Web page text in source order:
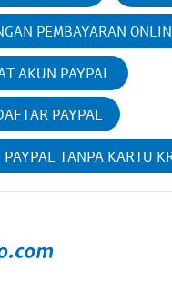
PEMBAYARAN
AKUN PAYPAL
PAYPAL
TANPA KARTU